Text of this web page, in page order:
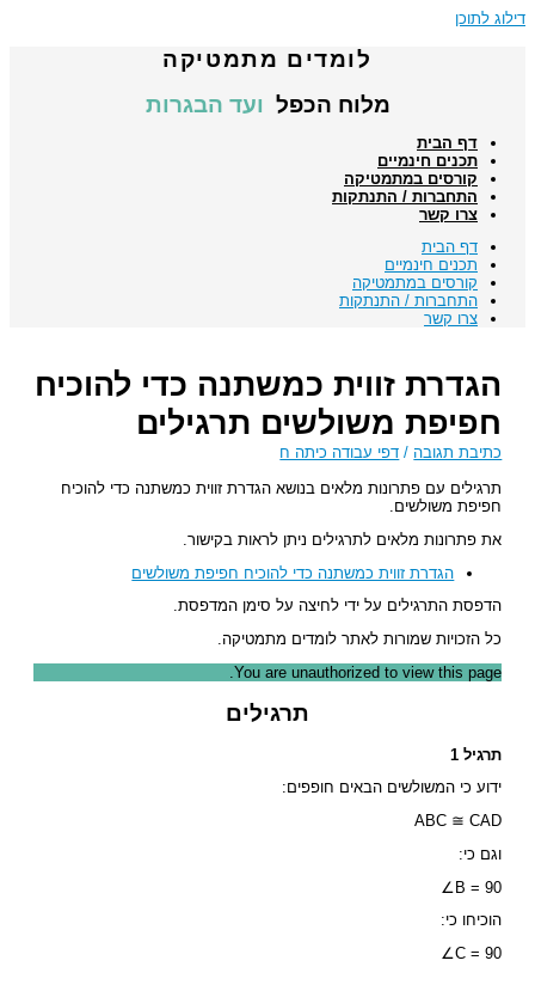
דילוג לתוכן
לומדים מתמטיקה
מלוח הכפל ועד הבגרות
דף הבית
תכנים חינמיים
קורסים במתמטיקה
התחברות / התנתקות
צרו קשר
דף הבית
תכנים חינמיים
קורסים במתמטיקה
התחברות / התנתקות
צרו קשר
הגדרת זווית כמשתנה כדי להוכיח
חפיפת משולשים תרגילים
כתיבת תגובה / דפי עבודה כיתה ח
תרגילים עם פתרונות מלאים בנושא הגדרת זווית כמשתנה כדי להוכיח
חפיפת משולשים.
את פתרונות מלאים לתרגילים ניתן לראות בקישור.
הגדרת זווית כמשתנה כדי להוכיח חפיפת משולשים
הדפסת התרגילים על ידי לחיצה על סימן המדפסת.
כל הזכויות שמורות לאתר לומדים מתמטיקה.
You are unauthorized to view this page.
תרגילים
תרגיל 1
ידוע כי המשולשים הבאים חופפים:
ABC ≅ CAD
וגם כי:
∠B = 90
הוכיחו כי:
∠C = 90